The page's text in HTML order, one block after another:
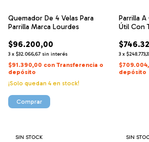
Quemador De 4 Velas Para
Parrilla Marca Lourdes
$96.200,00
3 x $32.066,67 sin interés
$91.390,00 con Transferencia o
depósito
¡Solo quedan 4en stock!
Parrilla
Útil Con
3 x
depósito
SIN STOCK SIN